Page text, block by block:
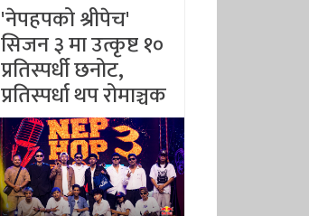
'नेपहपको श्रीपेच'
सिजन ३ मा उत्कृष्ट १०
प्रतिस्पर्धी छनोट,
प्रतिस्पर्धा थप रोमाञ्चक